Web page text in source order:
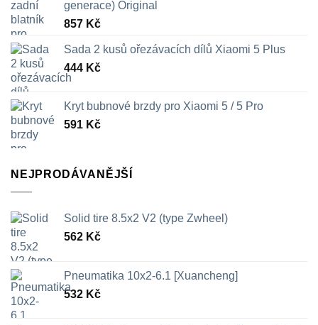
generace) Original
857 Kč
Sada 2 kusů ořezávacích dílů Xiaomi 5 Plus
444 Kč
Kryt bubnové brzdy pro Xiaomi 5 / 5 Pro
591 Kč
NEJPRODÁVANĚJŠÍ
Solid tire 8.5x2 V2 (type Zwheel)
562 Kč
Pneumatika 10x2-6.1 [Xuancheng]
532 Kč